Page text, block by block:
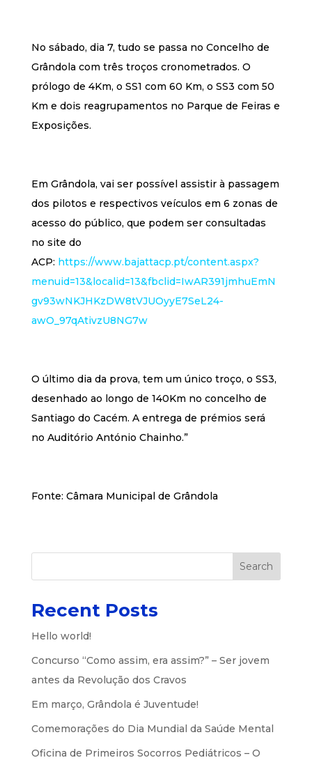
No sábado, dia 7, tudo se passa no Concelho de
Grândola com três troços cronometrados. O
prólogo de 4Km, o SS1 com 60 Km, o SS3 com 50
Km e dois reagrupamentos no Parque de Feiras e
Exposições.
Em Grândola, vai ser possível assistir à passagem
dos pilotos e respectivos veículos em 6 zonas de
acesso do público, que podem ser consultadas
no site do
ACP: https://www.bajattacp.pt/content.aspx?
menuid=13&localid=13&fbclid=IwAR391jmhuEmN
gv93wNKJHKzDW8tVJUOyyE7SeL24-
awO_97qAtivzU8NG7w
O último dia da prova, tem um único troço, o SS3,
desenhado ao longo de 140Km no concelho de
Santiago do Cacém. A entrega de prémios será
no Auditório António Chainho.”
Fonte: Câmara Municipal de Grândola
Search
Recent Posts
Hello world!
Concurso “Como assim, era assim?” – Ser jovem
antes da Revolução dos Cravos
Em março, Grândola é Juventude!
Comemorações do Dia Mundial da Saúde Mental
Oficina de Primeiros Socorros Pediátricos – O